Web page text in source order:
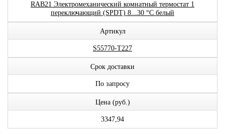
RAB21 Электромеханический комнатный термостат 1
переключающий (SPDT) 8...30 °C белый
Артикул
S55770-T227
Срок доставки
По запросу
Цена (руб.)
3347,94